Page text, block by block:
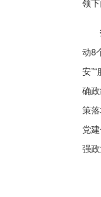
动8
安
确
策
党
强